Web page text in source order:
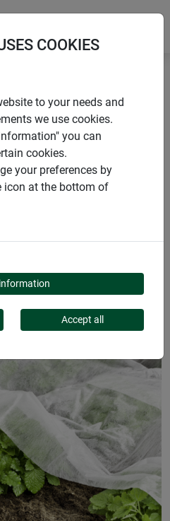
COOKIES
to your needs and
we use cookies.
you can
cookies.
your preferences by
icon at the bottom of
Accept all